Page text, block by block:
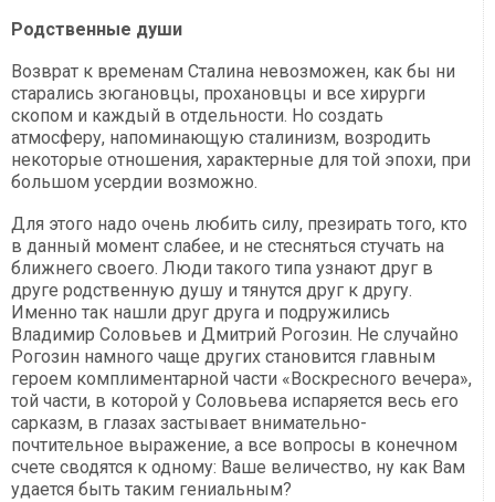
Родственные души
Возврат к временам Сталина невозможен, как бы ни
старались зюгановцы, прохановцы и все хирурги
скопом и каждый в отдельности. Но создать
атмосферу, напоминающую сталинизм, возродить
некоторые отношения, характерные для той эпохи, при
большом усердии возможно.
Для этого надо очень любить силу, презирать того, кто
в данный момент слабее, и не стесняться стучать на
ближнего своего. Люди такого типа узнают друг в
друге родственную душу и тянутся друг к другу.
Именно так нашли друг друга и подружились
Владимир Соловьев и Дмитрий Рогозин. Не случайно
Рогозин намного чаще других становится главным
героем комплиментарной части «Воскресного вечера»,
той части, в которой у Соловьева испаряется весь его
сарказм, в глазах застывает внимательно-
почтительное выражение, а все вопросы в конечном
счете сводятся к одному: Ваше величество, ну как Вам
удается быть таким гениальным?